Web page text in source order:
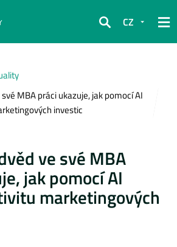
Hledat
CZ
MBA práci ukazuje, jak pomocí AI
investic
ve své MBA
jak pomocí AI
marketingových